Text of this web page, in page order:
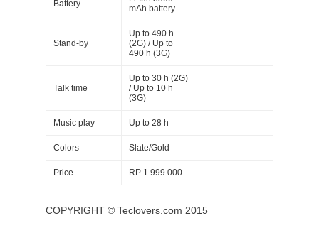
Battery
mAh battery
Stand-by
Up to 490 h
(2G) / Up to
490 h (3G)
Talk time
Up to 30 h (2G)
/ Up to 10 h
(3G)
Music play Up to 28 h
Colors Slate/Gold
Price RP 1.999.000
COPYRIGHT © Teclovers.com 2015